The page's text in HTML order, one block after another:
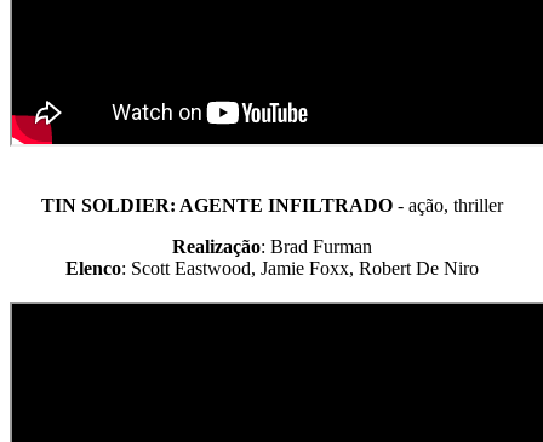
TIN SOLDIER: AGENTE INFILTRADO - ação, thriller
Realização: Brad Furman
Elenco: Scott Eastwood, Jamie Foxx, Robert De Niro